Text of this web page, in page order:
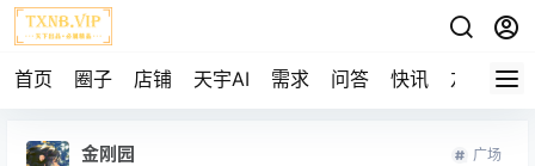
首页 圈子 店铺 天宇AI 需求 问答 快讯 友链
金刚园 广场